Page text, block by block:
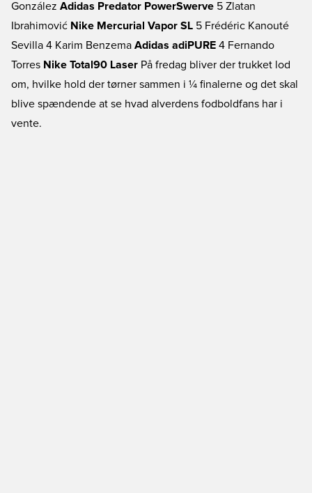
González Adidas Predator PowerSwerve 5 Zlatan
Ibrahimović Nike Mercurial Vapor SL 5 Frédéric Kanouté
Sevilla 4 Karim Benzema Adidas adiPURE 4 Fernando
Torres Nike Total90 Laser På fredag bliver der trukket lod
om, hvilke hold der tørner sammen i ¼ finalerne og det skal
blive spændende at se hvad alverdens fodboldfans har i
vente.